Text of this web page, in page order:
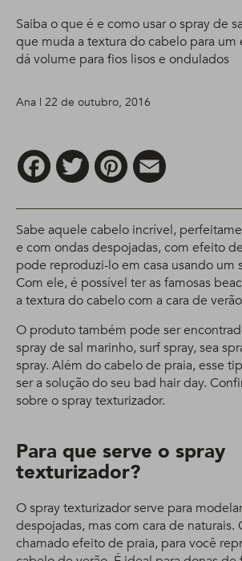
Saiba o que é e como usar o spray de
que muda a textura do cabelo para um
dá volume para fios lisos e ondulados
Ana | 22 de outubro, 2016
FacebookTwitter Pinterest
Sabe aquele cabelo incrível,
e com ondas despojadas, com efeito
pode reproduzi-lo em casa usando um
Com ele, é possível ter as famosas
a textura do cabelo com a cara de
O produto também pode ser
spray de sal marinho, surf spray, sea
spray. Além do cabelo de praia, esse
ser a solução do seu bad hair day.
sobre o spray texturizador.
Para que serve o spray
texturizador?
O spray texturizador serve para
despojadas, mas com cara de naturais.
chamado efeito de praia, para você